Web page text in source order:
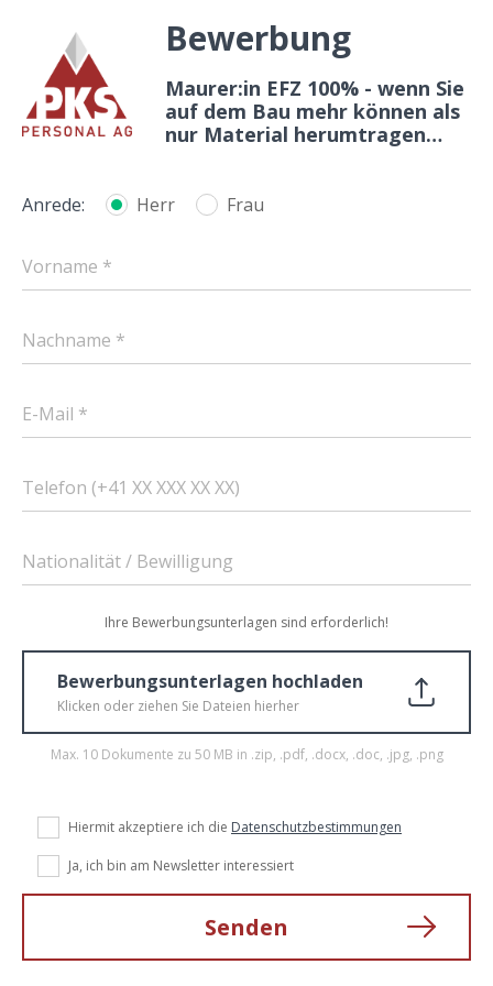
Bewerbung
Maurer:in EFZ 100% - wenn Sie
auf dem Bau mehr können als
nur Material herumtragen…
Anrede: Herr Frau
Vorname *
Nachname *
E-Mail *
Telefon (+41 XX XXX XX XX)
Nationalität / Bewilligung
Ihre Bewerbungsunterlagen sind erforderlich!
Bewerbungsunterlagen hochladen
Klicken oder ziehen Sie Dateien hierher
Max. 10 Dokumente zu 50 MB in .zip, .pdf, .docx, .doc, .jpg, .png
Hiermit akzeptiere ich die Datenschutzbestimmungen
Ja, ich bin am Newsletter interessiert
Senden